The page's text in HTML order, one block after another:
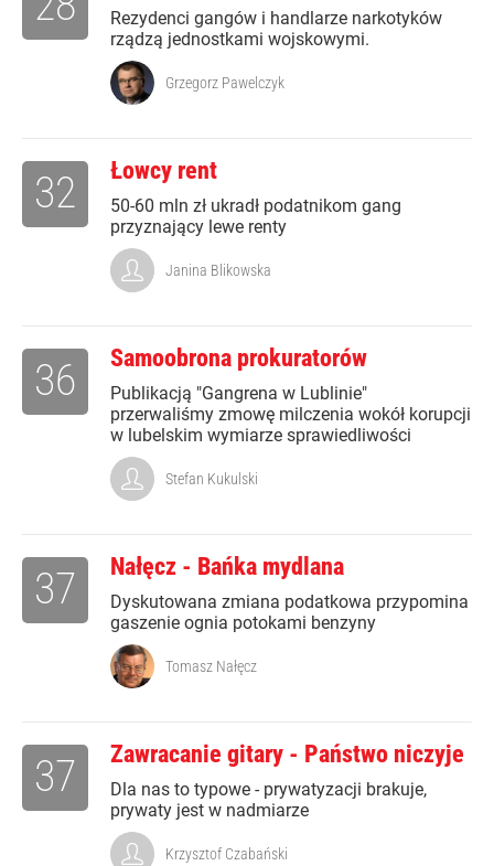
Rezydenci gangów i handlarze narkotyków
rządzą jednostkami wojskowymi.
Grzegorz Pawelczyk
Łowcy rent
50-60 mln zł ukradł podatnikom gang
przyznający lewe renty
32
Janina Blikowska
Samoobrona prokuratorów
Publikacją "Gangrena w Lublinie"
przerwaliśmy zmowę milczenia wokół korupcji
w lubelskim wymiarze sprawiedliwości
36
Stefan Kukulski
Nałęcz - Bańka mydlana
Dyskutowana zmiana podatkowa przypomina
gaszenie ognia potokami benzyny
37
Tomasz Nałęcz
Zawracanie gitary - Państwo niczyje
Dla nas to typowe - prywatyzacji brakuje,
prywaty jest w nadmiarze
37
Krzysztof Czabański